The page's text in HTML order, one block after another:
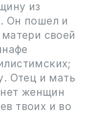
из
Он пошел и
своей
Отец и мать
нет женщин
твоих и во